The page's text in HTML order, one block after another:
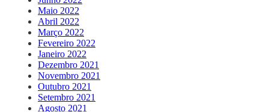
Maio 2022
Abril 2022
Março 2022
Fevereiro 2022
Janeiro 2022
Dezembro 2021
Novembro 2021
Outubro 2021
Setembro 2021
Agosto 2021